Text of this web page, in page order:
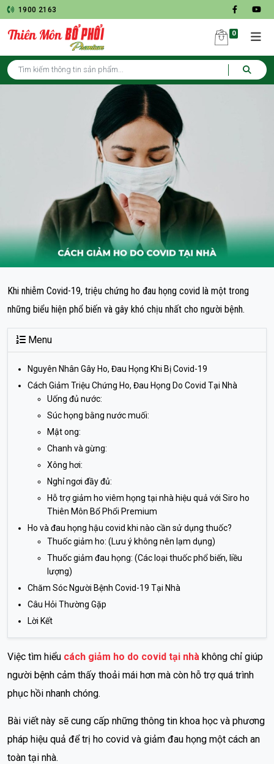
1900 2163
0
Khi nhiễm Covid-19, triệu chứng ho đau họng covid là một trong
những biểu hiện phổ biến và gây khó chịu nhất cho người bệnh.
Menu
Nguyên Nhân Gây Ho, Đau Họng Khi Bị Covid-19
Cách Giảm Triệu Chứng Ho, Đau Họng Do Covid Tại Nhà
Uống đủ nước:
Súc họng bằng nước muối:
Mật ong:
Chanh và gừng:
Xông hơi:
Nghỉ ngơi đầy đủ:
Hỗ trợ giảm ho viêm họng tại nhà hiệu quả với Siro ho
Thiên Môn Bổ Phổi Premium
Ho và đau họng hậu covid khi nào cần sử dụng thuốc?
Thuốc giảm ho: (Lưu ý không nên lạm dụng)
Thuốc giảm đau họng: (Các loại thuốc phổ biến, liều
lượng)
Chăm Sóc Người Bệnh Covid-19 Tại Nhà
Câu Hỏi Thường Gặp
Lời Kết
Việc tìm hiểu cách giảm ho do covid tại nhà không chỉ giúp
người bệnh cảm thấy thoải mái hơn mà còn hỗ trợ quá trình
phục hồi nhanh chóng.
Bài viết này sẽ cung cấp những thông tin khoa học và phương
pháp hiệu quả để trị ho covid và giảm đau họng một cách an
toàn tại nhà.